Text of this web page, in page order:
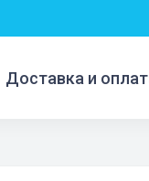
Доставка и